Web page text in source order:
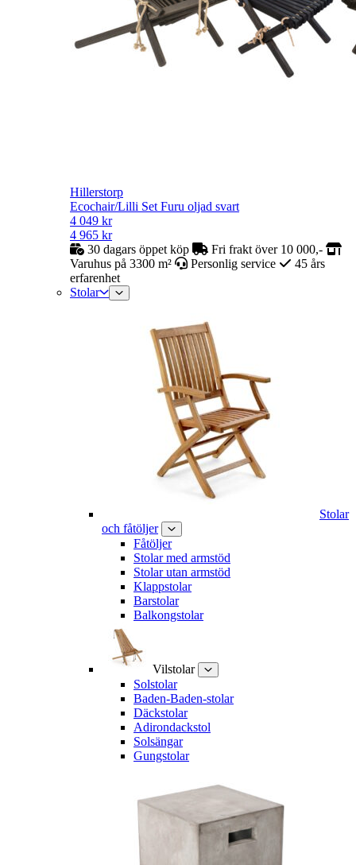
Hillerstorp
Ecochair/Lilli Set Furu oljad svart
4 049 kr
4 965 kr
30 dagars öppet köp
Fri frakt över 10 000,-
Varuhus på 3300 m²
Personlig service
45 års
erfarenhet
Stolar
Stolar
och fåtöljer
Fåtöljer
Stolar med armstöd
Stolar utan armstöd
Klappstolar
Barstolar
Balkongstolar
Vilstolar
Solstolar
Baden-Baden-stolar
Däckstolar
Adirondackstol
Solsängar
Gungstolar